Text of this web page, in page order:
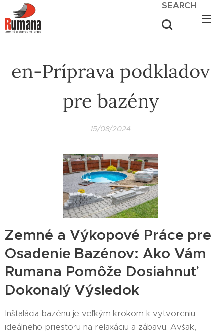
SEARCH
en-Príprava podkladov
pre bazény
15/08/2024
Zemné a Výkopové Práce pre
Osadenie Bazénov: Ako Vám
Rumana Pomôže Dosiahnuť
Dokonalý Výsledok
Inštalácia bazénu je veľkým krokom k vytvoreniu
ideálneho priestoru na relaxáciu a zábavu. Avšak,